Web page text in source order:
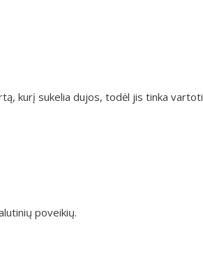
kurį sukelia dujos, todėl jis tinka vartoti
poveikių.